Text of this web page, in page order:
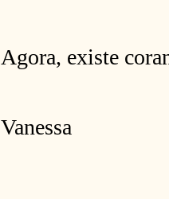
Agora, existe
Vanessa